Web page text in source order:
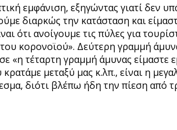
εμφάνιση, εξηγώντας γιατί δεν
διαρκώς την κατάσταση και
ότι ανοίγουμε τις πύλες για
κορονοϊού». Δεύτερη γραμμή
τέταρτη γραμμή άμυνας είμαστε
μεταξύ μας κ.λπ., είναι η
διότι βλέπω ήδη την πίεση από